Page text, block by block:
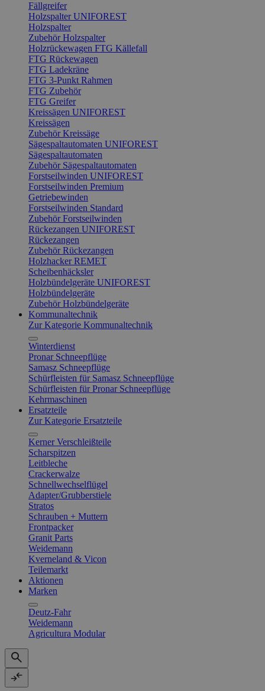
Fällgreifer
Holzspalter UNIFOREST
Holzspalter
Zubehör Holzspalter
Holzrückewagen FTG Källefall
FTG Rückewagen
FTG Ladekräne
FTG 3-Punkt Rahmen
FTG Zubehör
FTG Greifer
Kreissägen UNIFOREST
Kreissägen
Zubehör Kreissäge
Sägespaltautomaten UNIFOREST
Sägespaltautomaten
Zubehör Sägespaltautomaten
Forstseilwinden UNIFOREST
Forstseilwinden Premium
Getriebewinden
Forstseilwinden Standard
Zubehör Forstseilwinden
Rückezangen UNIFOREST
Rückezangen
Zubehör Rückezangen
Holzhacker REMET
Scheibenhäcksler
Holzbündelgeräte UNIFOREST
Holzbündelgeräte
Zubehör Holzbündelgeräte
Kommunaltechnik
Zur Kategorie Kommunaltechnik
Winterdienst
Pronar Schneepflüge
Samasz Schneepflüge
Schürfleisten für Samasz Schneepflüge
Schürfleisten für Pronar Schneepflüge
Kehrmaschinen
Ersatzteile
Zur Kategorie Ersatzteile
Kerner Verschleißteile
Scharspitzen
Leitbleche
Crackerwalze
Schnellwechselflügel
Adapter/Grubberstiele
Stratos
Schrauben + Muttern
Frontpacker
Granit Parts
Weidemann
Kverneland & Vicon
Teilemarkt
Aktionen
Marken
Deutz-Fahr
Weidemann
Agricultura Modular